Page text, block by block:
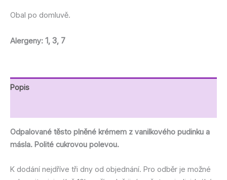
Obal po domluvě.
Alergeny: 1, 3, 7
Popis
Odpalované těsto plněné krémem z vanilkového pudinku a
másla. Polité cukrovou polevou.
K dodání nejdříve tři dny od objednání. Pro odběr je možné